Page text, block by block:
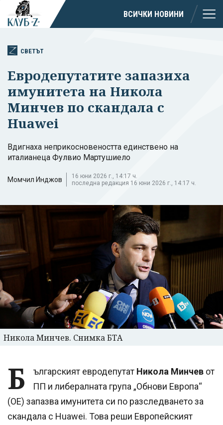
ВСИЧКИ НОВИНИ
СВЕТЪТ
Евродепутатите запазиха
имунитета на Никола
Минчев по скандала с
Huawei
Вдигнаха неприкосновеността единствено на
италианеца Фулвио Мартушиело
Момчил Инджов
16 юни 2026 г., 14:17 ч.
последна редакция 16 юни 2026 г., 14:17 ч.
Никола Минчев. Снимка БТА
Б ългарският евродепутат Никола Минчев от
ПП и либералната група „Обнови Европа“
(ОЕ) запазва имунитета си по разследването за
скандала с Huawei. Това реши Европейският